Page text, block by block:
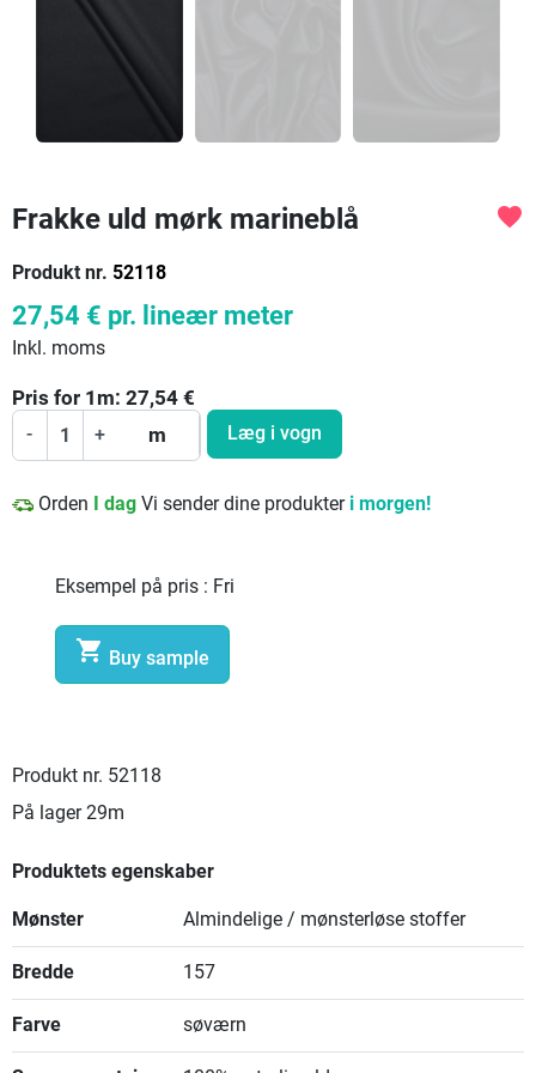
Frakke uld mørk marineblå
Produkt nr. 52118
favorite
27,54 € pr. lineær meter
Inkl. moms
Pris for 1 m: 27,54 €
- + m Læg i vogn
Orden I dag Vi sender dine produkter i morgen!
Eksempel på pris : Fri
 Buy sample
Produkt nr. 52118
På lager 29m
Produktets egenskaber
Mønster Almindelige / mønsterløse stoffer
Bredde 157
Farve søværn